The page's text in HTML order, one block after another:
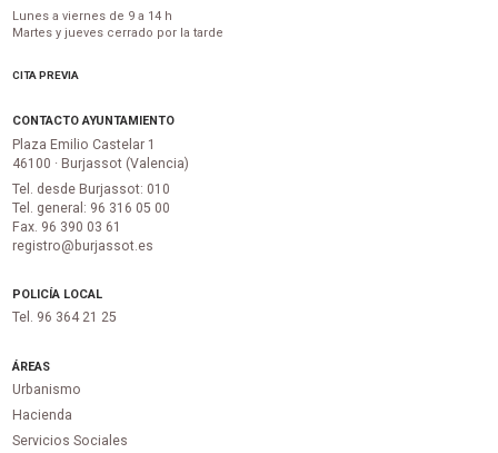
Lunes a viernes de 9 a 14 h
Martes y jueves cerrado por la tarde
CITA PREVIA
CONTACTO AYUNTAMIENTO
Plaza Emilio Castelar 1
46100 · Burjassot (Valencia)
Tel. desde Burjassot: 010
Tel. general: 96 316 05 00
Fax. 96 390 03 61
registro@burjassot.es
POLICÍA LOCAL
Tel. 96 364 21 25
ÁREAS
Urbanismo
Hacienda
Servicios Sociales